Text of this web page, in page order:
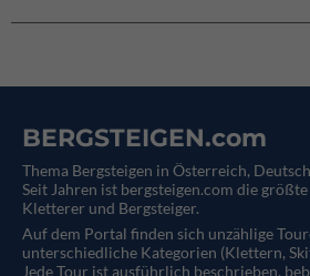
BERGSTEIGEN.com
Thema Bergsteigen in Österreich,
Seit Jahren ist bergsteigen.com die
Kletterer und Bergsteiger.
Auf dem Portal finden sich unzählige
unterschiedliche Kategorien (Klettern,
Jede Tour ist ausführlich beschrieben,